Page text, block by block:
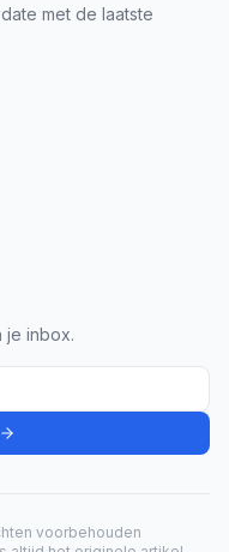
met de laatste
je inbox.
voorbehouden